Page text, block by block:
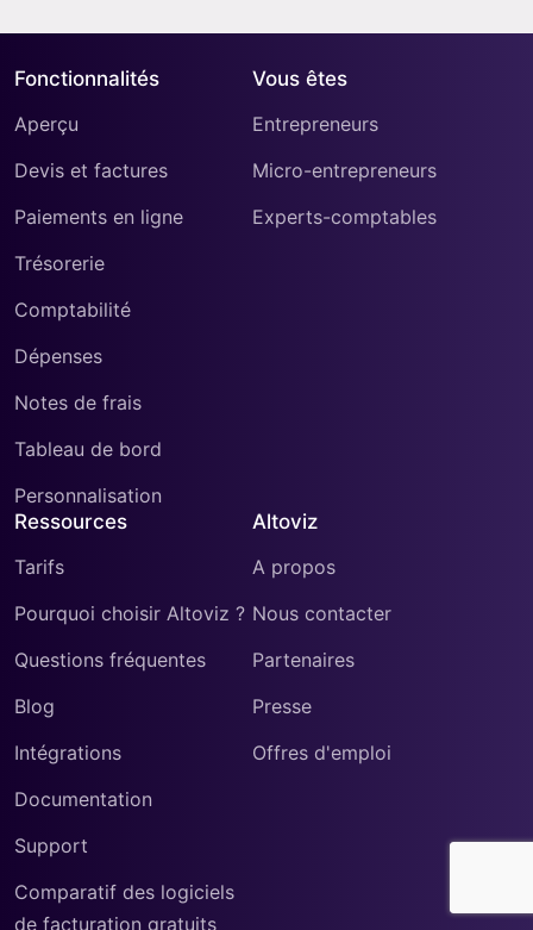
Fonctionnalités
Aperçu
Devis et factures
Paiements en ligne
Trésorerie
Comptabilité
Dépenses
Notes de frais
Tableau de bord
Personnalisation
Vous êtes
Entrepreneurs
Micro-entrepreneurs
Experts-comptables
Ressources
Tarifs
Pourquoi choisir Altoviz ?
Questions fréquentes
Blog
Intégrations
Documentation
Support
Comparatif des logiciels
de facturation gratuits
Altoviz
A propos
Nous contacter
Partenaires
Presse
Offres d'emploi